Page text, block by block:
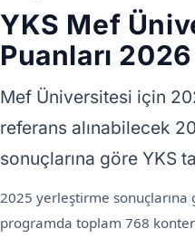
YKS Mef
Puanları 2026
Mef Üniversitesi için
referans alınabilecek
sonuçlarına göre YKS
2025 yerleştirme
programda toplam 768